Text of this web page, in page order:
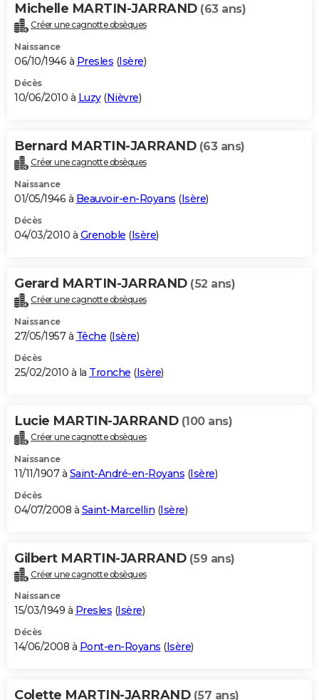
Michelle MARTIN-JARRAND (63 ans)
Créer une cagnotte obsèques
Naissance
06/10/1946 à Presles (Isère)
Décès
10/06/2010 à Luzy(Nièvre)
Bernard MARTIN-JARRAND (63 ans)
Créer une cagnotte obsèques
Naissance
01/05/1946 à Beauvoir-en-Royans (Isère)
Décès
04/03/2010 à Grenoble (Isère)
Gerard MARTIN-JARRAND (52 ans)
Créer une cagnotte obsèques
Naissance
27/05/1957 à Têche (Isère)
Décès
25/02/2010 à la Tronche (Isère)
Lucie MARTIN-JARRAND (100 ans)
Créer une cagnotte obsèques
Naissance
11/11/1907 à Saint-André-en-Royans (Isère)
Décès
04/07/2008 à Saint-Marcellin (Isère)
Gilbert MARTIN-JARRAND (59 ans)
Créer une cagnotte obsèques
Naissance
15/03/1949 à Presles (Isère)
Décès
14/06/2008 à Pont-en-Royans (Isère)
Colette MARTIN-JARRAND (57 ans)